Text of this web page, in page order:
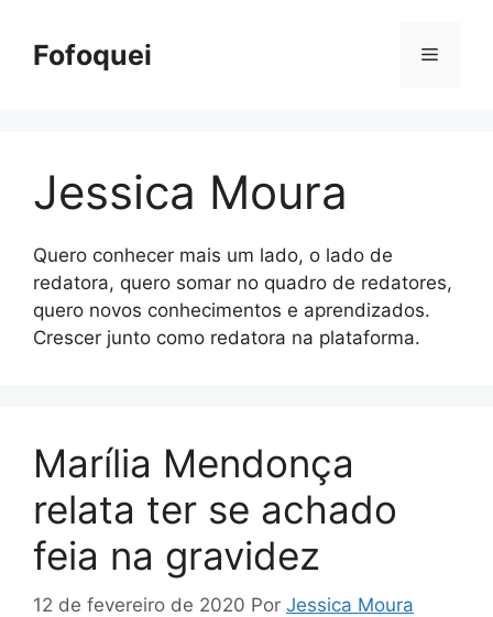
paraFofoquei Menu
Jessica Moura
Quero conhecer mais um lado, o lado de
redatora, quero somar no quadro de redatores,
quero novos conhecimentos e aprendizados.
Crescer junto como redatora na plataforma.
Marília Mendonça
relata ter se achado
feia na gravidez
12 de fevereiro de 2020 Por Jessica Moura